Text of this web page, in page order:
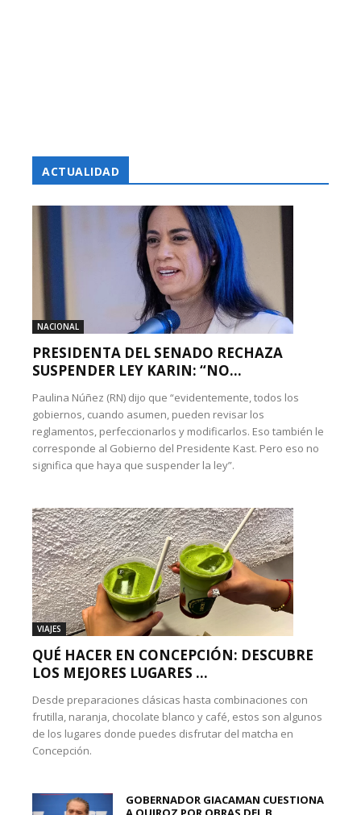
ACTUALIDAD
NACIONAL
PRESIDENTA DEL SENADO RECHAZA
SUSPENDER LEY KARIN: “NO...
Paulina Núñez (RN) dijo que “evidentemente, todos los
gobiernos, cuando asumen, pueden revisar los
reglamentos, perfeccionarlos y modificarlos. Eso también le
corresponde al Gobierno del Presidente Kast. Pero eso no
significa que haya que suspender la ley”.
VIAJES
QUÉ HACER EN CONCEPCIÓN: DESCUBRE
LOS MEJORES LUGARES ...
Desde preparaciones clásicas hasta combinaciones con
frutilla, naranja, chocolate blanco y café, estos son algunos
de los lugares donde puedes disfrutar del matcha en
Concepción.
GOBERNADOR GIACAMAN CUESTIONA